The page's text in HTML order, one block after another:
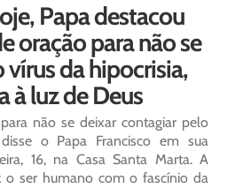
Papa destacou
oração para não se
da hipocrisia,
à luz de Deus
não se deixar contagiar pelo
o Papa Francisco em sua
16, na Casa Santa Marta. A
o ser humano com o fascínio da